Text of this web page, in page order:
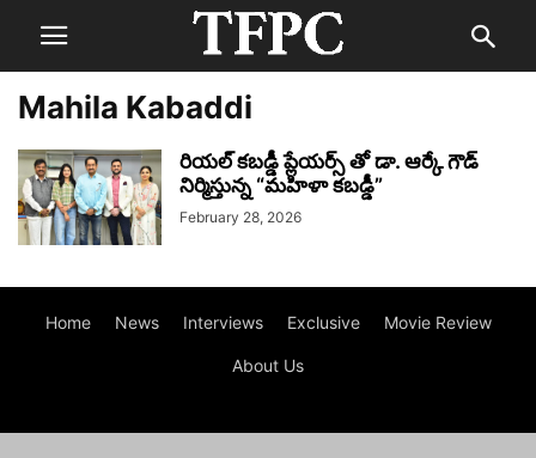
Mahila Kabaddi
రియల్ కబడ్డీ ప్లేయర్స్ తో డా. ఆర్కే గౌడ్
నిర్మిస్తున్న “మహిళా కబడ్డీ”
February 28, 2026
Home News Interviews Exclusive Movie Review
About Us